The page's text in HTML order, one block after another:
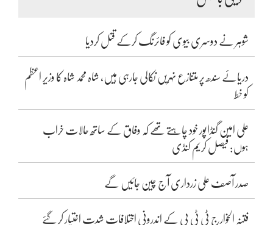
شوہر نے دوسری بیوی کو فائرنگ کرکے قتل کردیا
دریائے سندھ پر متنازع نہریں نکالی جارہی ہیں، شاہ محمد شاہ کا وزیر اعظم
کو خط
علی امین گنڈاپور خود چاہتے تھے کہ وفاق کے ساتھ حالات خراب
ہوں: فیصل کریم کنڈی
صدر آصف علی زرداری آج چین جائیں گے
فتنہ الخوارج ٹی ٹی پی کے اندرونی اختلافات شدت اختیار کر گئے